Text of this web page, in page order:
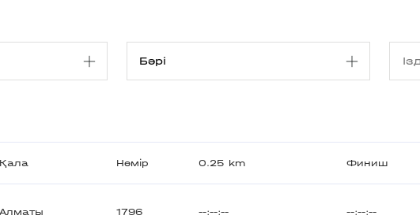
Қала Нөмір 0.25 km Финиш
Алматы 1796 --:--:-- --:--:--